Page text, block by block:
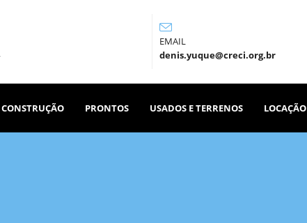
EMAIL
denis.yuque@creci.org.br
CONSTRUÇÃO PRONTOS USADOS E TERRENOS LOCAÇÃO